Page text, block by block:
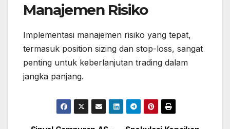
Manajemen Risiko
Implementasi manajemen risiko yang tepat,
termasuk position sizing dan stop-loss, sangat
penting untuk keberlanjutan trading dalam
jangka panjang.